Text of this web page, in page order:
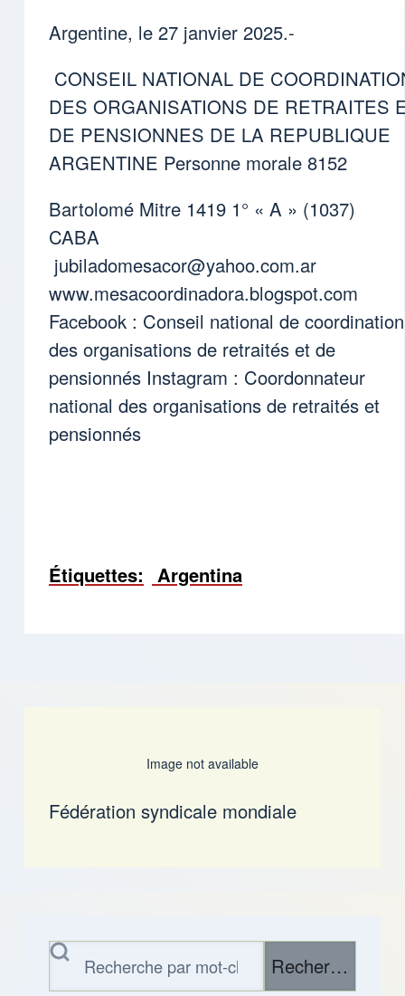
Argentine, le 27 janvier 2025.-
CONSEIL NATIONAL DE
DES ORGANISATIONS DE RETRAITES
DE PENSIONNES DE LA REPUBLIQUE
ARGENTINE Personne morale 8152
Bartolomé Mitre 1419 1° « A » (1037)
CABA
jubiladomesacor@yahoo.com.ar
www.mesacoordinadora.blogspot.com
Facebook : Conseil national de coordination
des organisations de retraités et de
pensionnés Instagram : Coordonnateur
national des organisations de retraités et
pensionnés
Étiquettes Argentina
Image not available
Fédération syndicale mondiale
Rechercher